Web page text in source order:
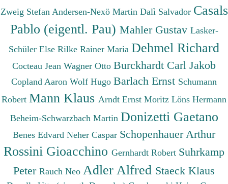
Zweig Stefan Andersen-Nexö Martin Dalì Salvador Casals
Pablo (eigentl. Pau) Mahler Gustav Lasker-
Schüler Else Rilke Rainer Maria Dehmel Richard
Cocteau Jean Wagner Otto Burckhardt Carl Jakob
Copland Aaron Wolf Hugo Barlach Ernst Schumann
Robert Mann Klaus Arndt Ernst Moritz Löns Hermann
Beheim-Schwarzbach Martin Donizetti Gaetano
Benes Edvard Neher Caspar Schopenhauer Arthur
Rossini Gioacchino Gernhardt Robert Suhrkamp
Peter Rauch Neo Adler Alfred Staeck Klaus